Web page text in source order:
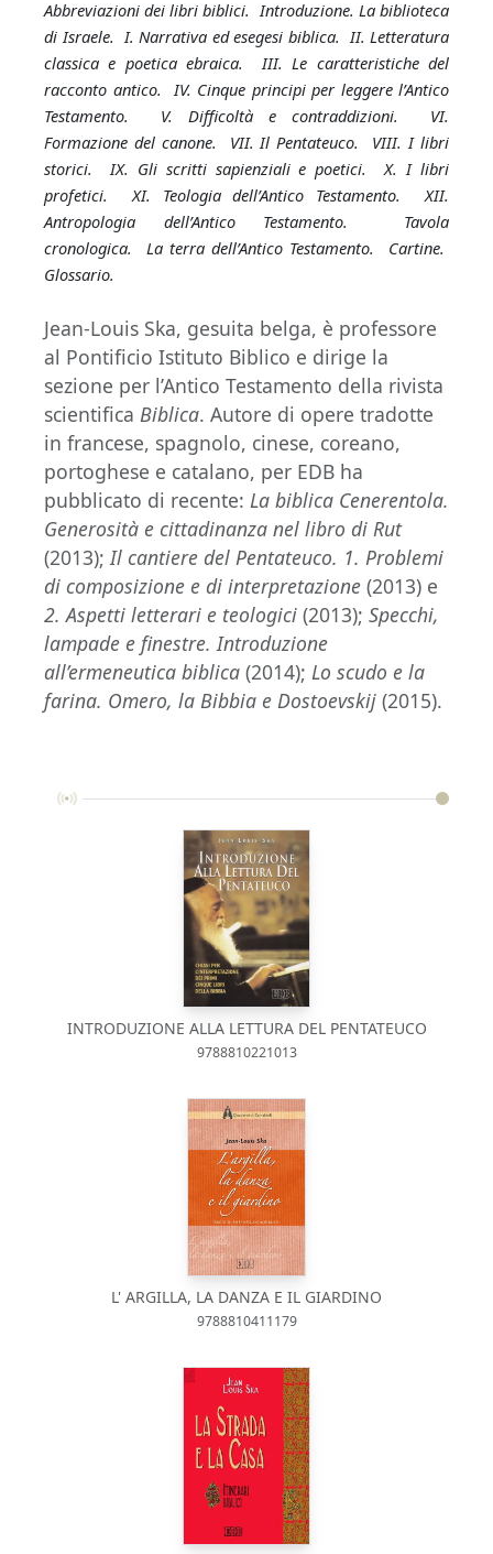
Abbreviazioni dei libri biblici. Introduzione. La biblioteca
di Israele. I. Narrativa ed esegesi biblica. II. Letteratura
classica e poetica ebraica. III. Le caratteristiche del
racconto antico. IV. Cinque principi per leggere l’Antico
Testamento. V. Difficoltà e contraddizioni. VI.
Formazione del canone. VII. Il Pentateuco. VIII. I libri
storici. IX. Gli scritti sapienziali e poetici. X. I libri
profetici. XI. Teologia dell’Antico Testamento. XII.
Antropologia dell’Antico Testamento. Tavola
cronologica. La terra dell’Antico Testamento. Cartine.
Glossario.
Jean-Louis Ska, gesuita belga, è professore
al Pontificio Istituto Biblico e dirige la
sezione per l’Antico Testamento della rivista
scientifica Biblica. Autore di opere tradotte
in francese, spagnolo, cinese, coreano,
portoghese e catalano, per EDB ha
pubblicato di recente: La biblica Cenerentola.
Generosità e cittadinanza nel libro di Rut
(2013);Il cantiere del Pentateuco. 1. Problemi
di composizione e di interpretazione (2013) e
2. Aspetti letterari e teologici (2013); Specchi,
lampade e finestre. Introduzione
all’ermeneutica biblica (2014); Lo scudo e la
farina. Omero, la Bibbia e Dostoevskij (2015).
INTRODUZIONE ALLA LETTURA DEL PENTATEUCO
9788810221013
L' ARGILLA, LA DANZA E IL GIARDINO
9788810411179